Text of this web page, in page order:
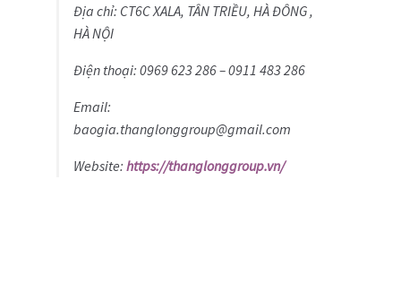
Địa chỉ: CT6C XALA, TÂN TRIỀU, HÀ ĐÔNG ,
HÀ NỘI
Điện thoại: 0969 623 286 – 0911 483 286
Email:
baogia.thanglonggroup@gmail.com
Website: https://thanglonggroup.vn/